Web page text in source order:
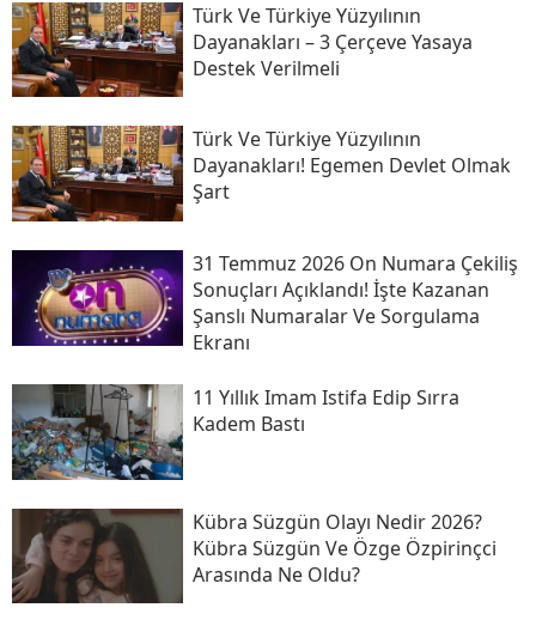
Türk Ve Türkiye Yüzyılının
Dayanakları – 3 Çerçeve Yasaya
Destek Verilmeli
Türk Ve Türkiye Yüzyılının
Dayanakları! Egemen Devlet Olmak
Şart
31 Temmuz 2026 On Numara Çekiliş
Sonuçları Açıklandı! İşte Kazanan
Şanslı Numaralar Ve Sorgulama
Ekranı
11 Yıllık Imam Istifa Edip Sırra
Kadem Bastı
Kübra Süzgün Olayı Nedir 2026?
Kübra Süzgün Ve Özge Özpirinçci
Arasında Ne Oldu?